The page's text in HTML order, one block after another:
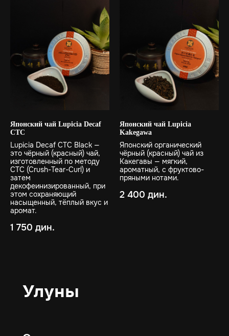
Японский чай Lupicia Decaf
CTC
Lupicia Decaf CTC Black —
это чёрный (красный) чай,
изготовленный по методу
CTC (Crush-Tear-Curl) и
затем
декофеинизированный, при
этом сохраняющий
насыщенный, тёплый вкус и
аромат.
1 750 дин.
Японский чай Lupicia
Kakegawa
Японский органический
чёрный (красный) чай из
Какегавы — мягкий,
ароматный, с фруктово-
пряными нотами.
2 400 дин.
Улуны